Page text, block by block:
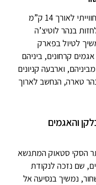
לאחר ארוחת הבוקר נצא לרפטינג חווייתי לאורך 14 ק”מ
בנהר לוטיצ’ה
לטיול בפארק
הלאומי דורמיטור, הטומן בחובו 18 אגמים קרחונים, ביניהם
וארבעה קניונים
טארה, הנחשב לארוך
והאגמים
הסקי סטאוק המתנשא
פני הים, שם נזכה לנקודת
נמשיך בנסיעה אל